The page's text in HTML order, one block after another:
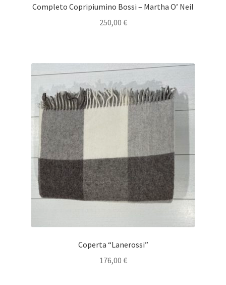
Completo Copripiumino Bossi – Martha O’ Neil
250,00 €
Coperta “Lanerossi”
176,00 €